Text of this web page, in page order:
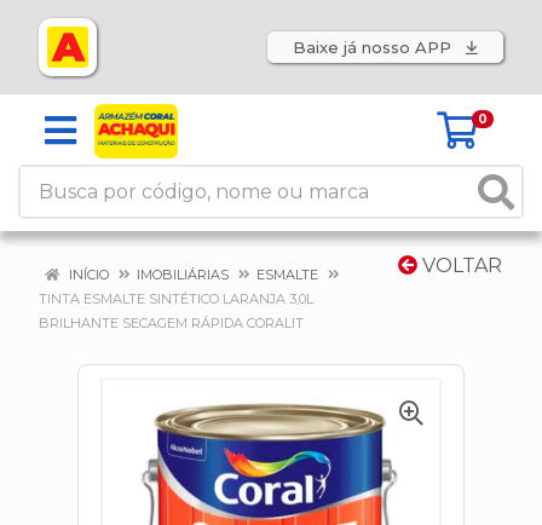
Baixe já nosso APP
0
VOLTAR
INÍCIO IMOBILIÁRIAS
ESMALTE
TINTA ESMALTE SINTÉTICO LARANJA 3,0L
BRILHANTE SECAGEM RÁPIDA CORALIT